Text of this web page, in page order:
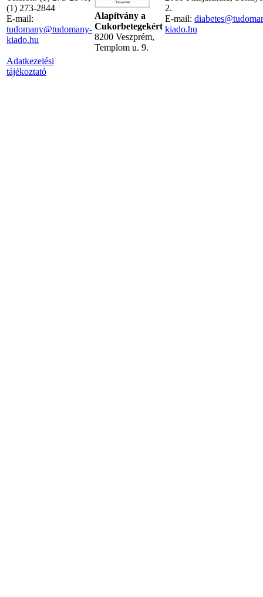
(1) 273-2844
E-mail:
tudomany@tudomany-
kiado.hu
Adatkezelési
tájékoztató
Alapítvány a
Cukorbetegekért
8200 Veszprém,
Templom u. 9.
2.
E-mail:
kiado.hu